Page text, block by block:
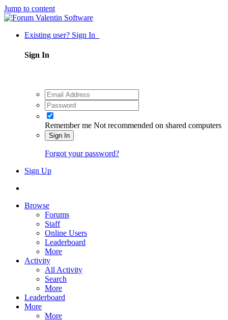
Jump to content
Existing user? Sign In
Sign In
Remember me Not recommended on shared computers
Sign In
Forgot your password?
Sign Up
Browse
Forums
Staff
Online Users
Leaderboard
More
Activity
All Activity
Search
More
Leaderboard
More
More